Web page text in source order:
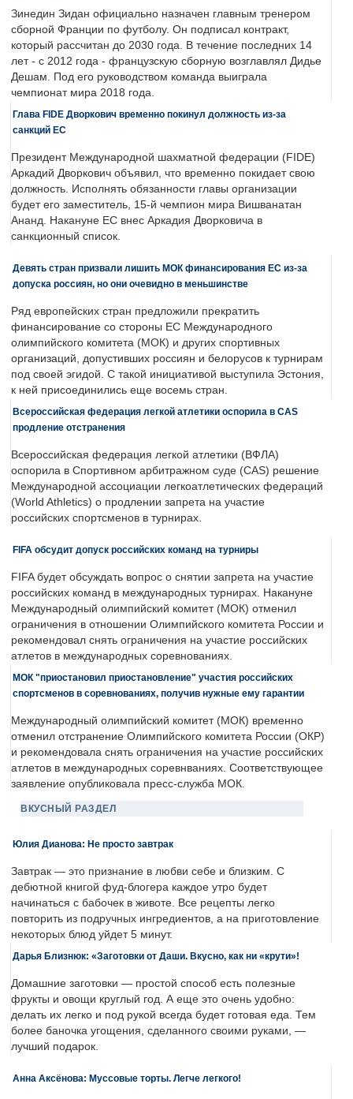
Зинедин Зидан официально назначен главным тренером
сборной Франции по футболу. Он подписал контракт,
который рассчитан до 2030 года. В течение последних 14
лет - с 2012 года - французскую сборную возглавлял Дидье
Дешам. Под его руководством команда выиграла
чемпионат мира 2018 года.
Глава FIDE Дворкович временно покинул должность из-за
санкций ЕС
Президент Международной шахматной федерации (FIDE)
Аркадий Дворкович объявил, что временно покидает свою
должность. Исполнять обязанности главы организации
будет его заместитель, 15-й чемпион мира Вишванатан
Ананд. Накануне ЕС внес Аркадия Дворковича в
санкционный список.
Девять стран призвали лишить МОК финансирования ЕС из-за
допуска россиян, но они очевидно в меньшинстве
Ряд европейских стран предложили прекратить
финансирование со стороны ЕС Международного
олимпийского комитета (МОК) и других спортивных
организаций, допустивших россиян и белорусов к турнирам
под своей эгидой. С такой инициативой выступила Эстония,
к ней присоединились еще восемь стран.
Всероссийская федерация легкой атлетики оспорила в CAS
продление отстранения
Всероссийская федерация легкой атлетики (ВФЛА)
оспорила в Спортивном арбитражном суде (CAS) решение
Международной ассоциации легкоатлетических федераций
(World Athletics) о продлении запрета на участие
российских спортсменов в турнирах.
FIFA обсудит допуск российских команд на турниры
FIFA будет обсуждать вопрос о снятии запрета на участие
российских команд в международных турнирах. Накануне
Международный олимпийский комитет (МОК) отменил
ограничения в отношении Олимпийского комитета России и
рекомендовал снять ограничения на участие российских
атлетов в международных соревнованиях.
МОК "приостановил приостановление" участия российских
спортсменов в соревнованиях, получив нужные ему гарантии
Международный олимпийский комитет (МОК) временно
отменил отстранение Олимпийского комитета России (ОКР)
и рекомендовала снять ограничения на участие российских
атлетов в международных соревнваниях. Соответствующее
заявление опубликовала пресс-служба МОК.
ВКУСНЫЙ РАЗДЕЛ
Юлия Дианова: Не просто завтрак
Завтрак — это признание в любви себе и близким. С
дебютной книгой фуд-блогера каждое утро будет
начинаться с бабочек в животе. Все рецепты легко
повторить из подручных ингредиентов, а на приготовление
некоторых блюд уйдет 5 минут.
Дарья Близнюк: «Заготовки от Даши. Вкусно, как ни «крути»!
Домашние заготовки — простой способ есть полезные
фрукты и овощи круглый год. А еще это очень удобно:
делать их легко и под рукой всегда будет готовая еда. Тем
более баночка угощения, сделанного своими руками, —
лучший подарок.
Анна Аксёнова: Муссовые торты. Легче легкого!